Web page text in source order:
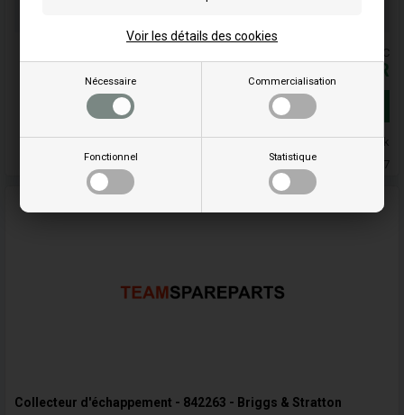
Nécessaire Commercialisation
Fonctionnel Statistique
Voir les détails des cookies
Les prix comprennent la TVA = TTC
EUR
Ajouter au panier
En stock
Livraison 5-7
Collecteur d'échappement - 842263 - Briggs & Stratton